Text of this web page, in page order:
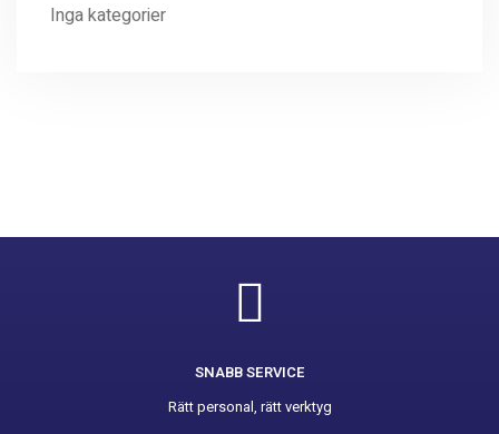
Inga kategorier
SNABB SERVICE
Rätt personal, rätt verktyg